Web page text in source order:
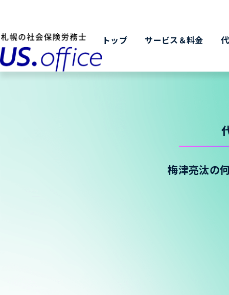
トップ サービス＆料金
梅津亮汰の